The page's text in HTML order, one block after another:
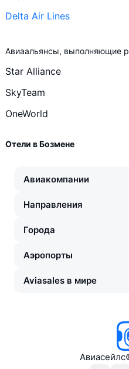
Delta Air Lines
Delta Air Lines
Hawaiian Airlines
TAP Portugal
El Al Israel Airlines
Malaysia Airlines
Malaysia Airlines
EgyptAir
Авиаальянсы, выполняющие
Star Alliance
SkyTeam
OneWorld
Отели в Бозмене
Авиакомпании
Направления
Города
Аэропорты
Aviasales в мире
Авиасейлс